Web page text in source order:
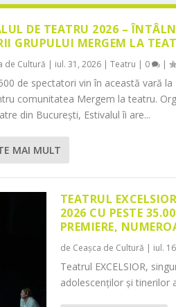
DE TEATRU 2026 –
GRUPULUI MERGEM LA
de Cultură | iul. 31, 2026 |Teatru | 0 |
de spectatori vin în această vară
comunitatea Mergem la teatru.
din București, Estivalul îi are...
MAI MULT
TEATRUL
2026 CU PESTE
PREMIERE,
de Ceașca de Cultură | iul.
Teatrul EXCELSIOR,
adolescenților și tinerilor